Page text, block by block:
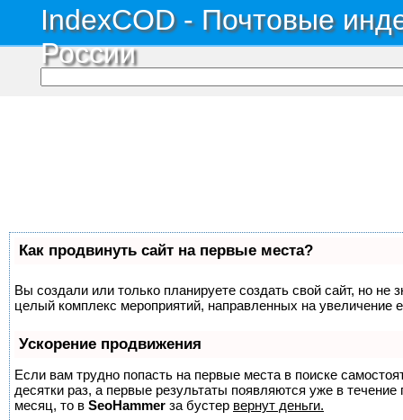
IndexCOD - Почтовые
России
Как продвинуть сайт на первые места?
Вы создали или только планируете создать свой сайт, но не
целый комплекс мероприятий, направленных на увеличение
Ускорение продвижения
Если вам трудно попасть на первые места в поиске
десятки раз, а первые результаты появляются уже в
месяц, то в SeoHammer за бустер вернут деньги.